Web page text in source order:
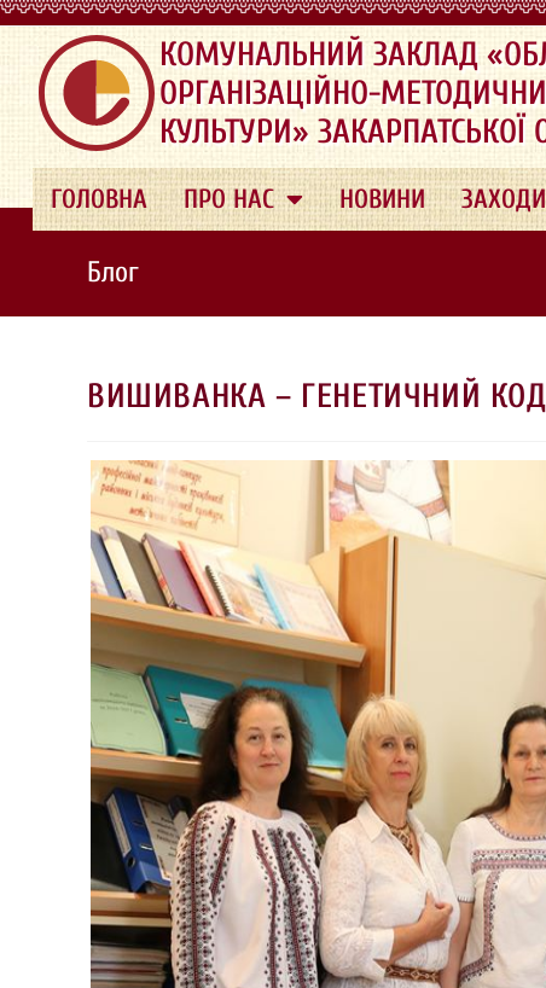
.
КОМУНАЛЬНИЙ ЗАКЛАД
ОРГАНІЗАЦІЙНО-
КУЛЬТУРИ» ЗАКАРПАТСЬКОЇ
ГОЛОВНА ПРО НАС НОВИНИ ЗАХОДИ
Блог
ВИШИВАНКА – ГЕНЕТИЧНИЙ КОД